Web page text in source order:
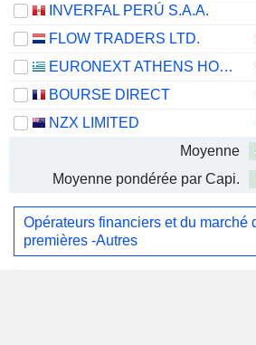
INVERFAL PERÚ S.A.A.
FLOW TRADERS LTD.
EURONEXT ATHENS HOLDING S.A.
BOURSE DIRECT
NZX LIMITED
Moyenne
Moyenne pondérée par Capi.
Opérateurs financiers et du marché
premières -Autres